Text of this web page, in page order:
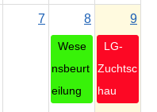
7 8
Wese
nsbeurt
eilung
9
LG-
Zuchtsc
hau